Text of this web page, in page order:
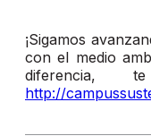
¡Sigamos
con el medio
diferencia,
http://